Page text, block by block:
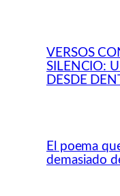
VERSOS
SILENCIO:
DESDE
El poema
demasiado